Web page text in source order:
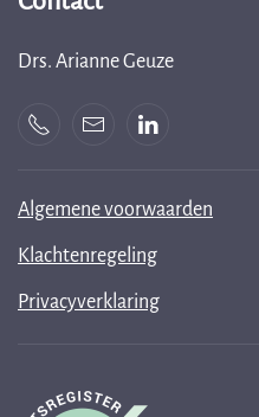
Drs. Arianne Geuze
Algemene voorwaarden
Klachtenregeling
Privacyverklaring